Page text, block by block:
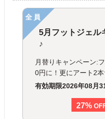
全員
5月フットジェル
♪
月替りキャンペーン:
0円に！更にアート2
有効期限2026年08月
27%